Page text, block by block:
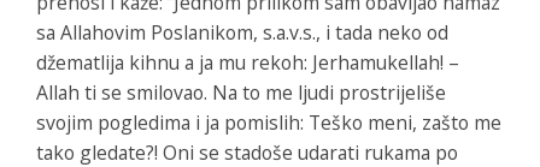
sa Allahovim Poslanikom, s.a.v.s., i tada neko od
džematlija kihnu a ja mu rekoh: Jerhamukellah! –
Allah ti se smilovao. Na to me ljudi prostrijeliše
svojim pogledima i ja pomislih: Teško meni, zašto me
tako gledate?! Oni se stadoše udarati rukama po